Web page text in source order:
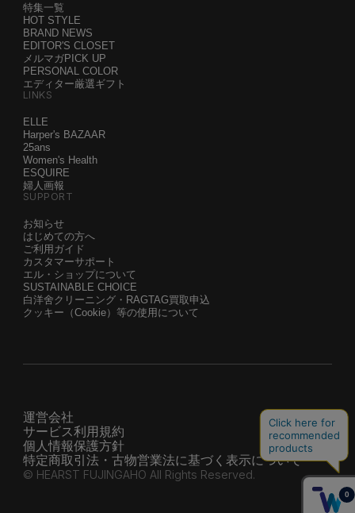
特集一覧
HOT STYLE
BRAND NEWS
EDITOR'S CLOSET
メルマガPICK UP
PERSONAL COLOR
エディター厳選ギフト
LINKS
ELLE
Harper's BAZAAR
25ans
Women's Health
ESQUIRE
婦人画報
SUPPORT
お知らせ
はじめての方へ
ご利用ガイド
カスタマーサポート
エル・ショップについて
SUSTAINABLE CHOICE
白洋舍クリーニング・RAGTAG買取申込
クッキー（Cookie）等の使用について
運営会社
サービス利用規約
個人情報保護方針
特定商取引法・古物営業法に基づく表示について
© HEARST FUJINGAHO All Rights Reserved.